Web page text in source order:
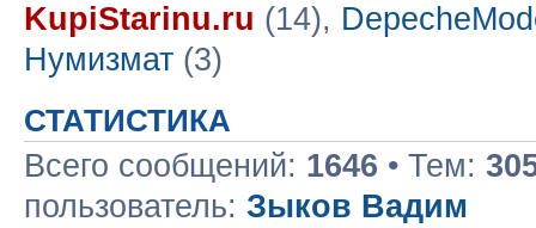
KupiStarinu.ru (14),
Нумизмат (3)
СТАТИСТИКА
Всего сообщений: 1646 • Тем:
пользователь: Зыков Вадим